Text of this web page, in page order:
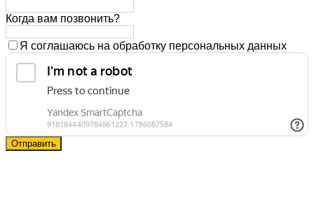
Когда вам позвонить?
Я соглашаюсь на обработку персональных данных